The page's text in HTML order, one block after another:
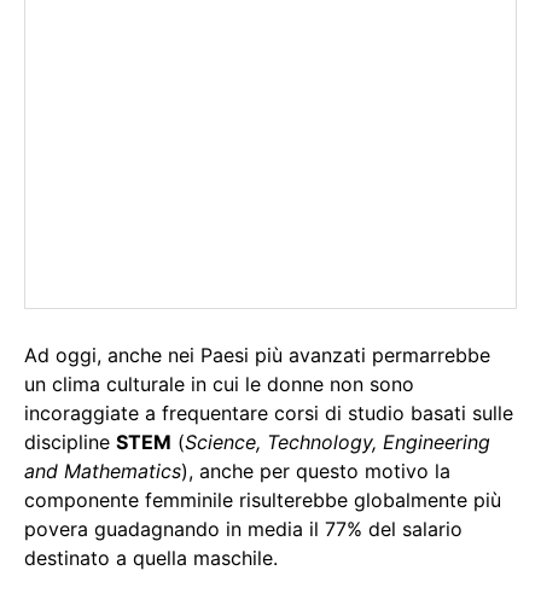
Ad oggi, anche nei Paesi più avanzati permarrebbe
un clima culturale in cui le donne non sono
incoraggiate a frequentare corsi di studio basati sulle
discipline STEM (Science, Technology, Engineering
and Mathematics), anche per questo motivo la
componente femminile risulterebbe globalmente più
povera guadagnando in media il 77% del salario
destinato a quella maschile.